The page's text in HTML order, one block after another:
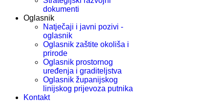
dokumenti
Oglasnik
Natječaji i javni pozivi -
oglasnik
Oglasnik zaštite okoliša i
prirode
Oglasnik prostornog
uređenja i graditeljstva
Oglasnik županijskog
linijskog prijevoza putnika
Kontakt